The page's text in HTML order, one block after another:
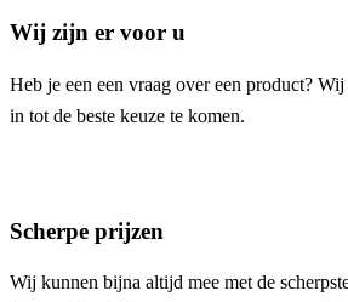
Wij zijn er voor u
Heb je een een vraag over een product?
in tot de beste keuze te komen.
Scherpe prijzen
Wij kunnen bijna altijd mee met de